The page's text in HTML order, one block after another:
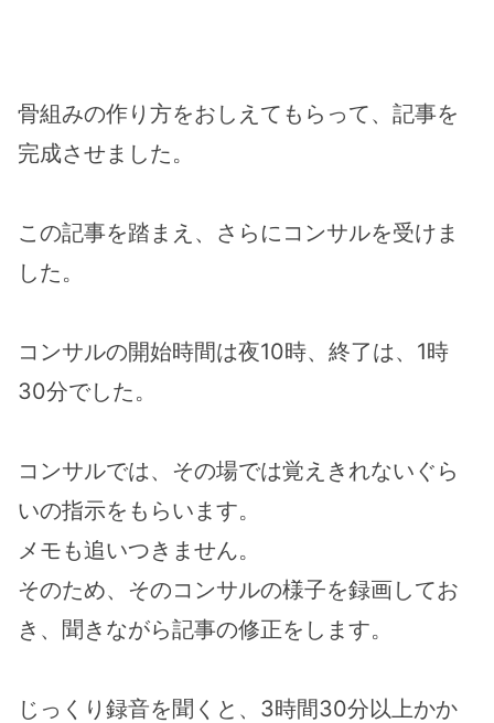
骨組みの作り方をおしえてもらって、記事を
完成させました。
この記事を踏まえ、さらにコンサルを受けま
した。
コンサルの開始時間は夜10時、終了は、1時
30分でした。
コンサルでは、その場では覚えきれないぐら
いの指示をもらいます。
メモも追いつきません。
そのため、そのコンサルの様子を録画してお
き、聞きながら記事の修正をします。
じっくり録音を聞くと、3時間30分以上かか